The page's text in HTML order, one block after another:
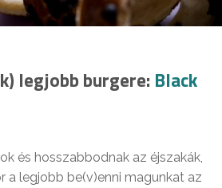
legjobb burgere: Black
és hosszabbodnak az éjszakák,
a legjobb be(v)enni magunkat az